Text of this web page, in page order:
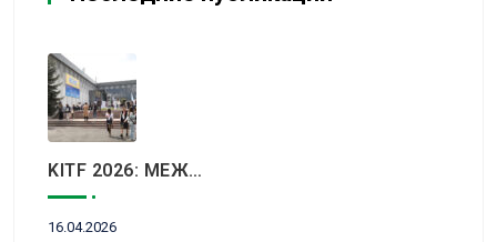
KITF 2026: МЕЖДУНАРОДНЫЙ ТУРИСТИЧЕСКИЙ РЫНОК ВСТРЕТИТСЯ В АЛМАТЫ
16.04.2026